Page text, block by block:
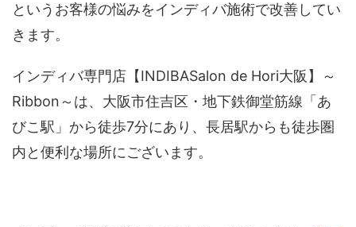
というお客様の悩みをインディバ施術で改善してい
きます。
インディバ専門店【INDIBASalon de Hori大阪】～
Ribbon～は、大阪市住吉区・地下鉄御堂筋線「あ
びこ駅」から徒歩7分にあり、長居駅からも徒歩圏
内と便利な場所にございます。